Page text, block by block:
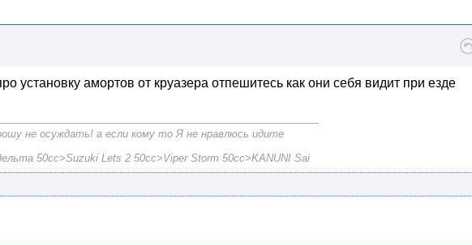
установку амортов от круазера отпешитесь как они себя видит при езде
не осуждать! а если кому то Я не нравлюсь идите
50сс>Suzuki Lets 2 50cc>Viper Storm 50cc>KANUNI Sai